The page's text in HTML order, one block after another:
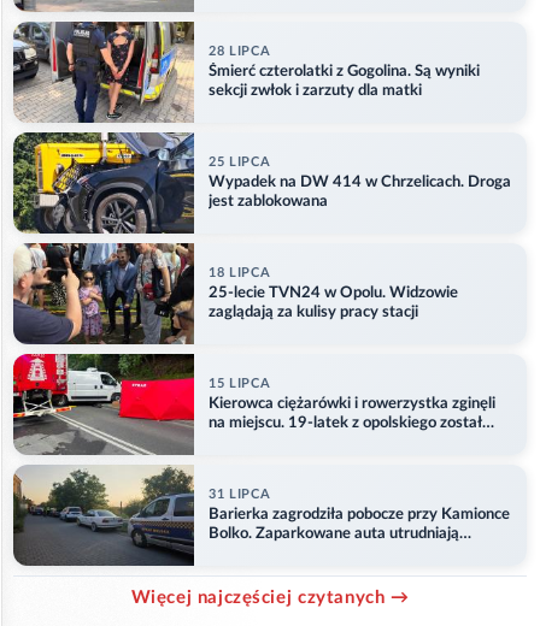
28 LIPCA
Śmierć czterolatki z Gogolina. Są wyniki
sekcji zwłok i zarzuty dla matki
25 LIPCA
Wypadek na DW 414 w Chrzelicach. Droga
jest zablokowana
18 LIPCA
25-lecie TVN24 w Opolu. Widzowie
zaglądają za kulisy pracy stacji
15 LIPCA
Kierowca ciężarówki i rowerzystka zginęli
na miejscu. 19-latek z opolskiego został
31 LIPCA
Barierka zagrodziła pobocze przy Kamionce
Bolko. Zaparkowane auta utrudniają
Więcej najczęściej czytanych →